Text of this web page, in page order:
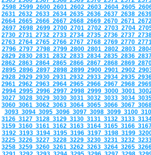
2598 2599 2600 2601 2602 2603 2604 2605
2631 2632 2633 2634 2635 2636 2637 2638
2664 2665 2666 2667 2668 2669 2670 2671
2697 2698 2699 2700 2701 2702 2703 2704
2730 2731 2732 2733 2734 2735 2736 2737
2763 2764 2765 2766 2767 2768 2769 2770
2796 2797 2798 2799 2800 2801 2802 2803
2829 2830 2831 2832 2833 2834 2835 2836
2862 2863 2864 2865 2866 2867 2868 2869
2895 2896 2897 2898 2899 2900 2901 2902
2928 2929 2930 2931 2932 2933 2934 2935
2961 2962 2963 2964 2965 2966 2967 2968
2994 2995 2996 2997 2998 2999 3000 3001
3027 3028 3029 3030 3031 3032 3033 3034
3060 3061 3062 3063 3064 3065 3066 3067
3093 3094 3095 3096 3097 3098 3099 3100
3126 3127 3128 3129 3130 3131 3132 3133
3159 3160 3161 3162 3163 3164 3165 3166
3192 3193 3194 3195 3196 3197 3198 3199
3225 3226 3227 3228 3229 3230 3231 3232
3258 3259 3260 3261 3262 3263 3264 3265